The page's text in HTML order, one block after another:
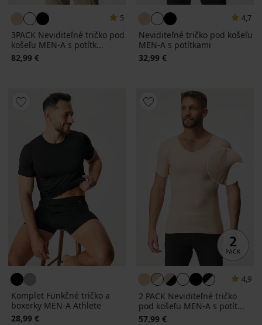
5
3PACK Neviditeľné tričko pod
košeľu MEN-A s potítk...
82,99 €
4,7
Neviditeľné tričko pod košeľu
MEN-A s potítkami
32,99 €
Komplet Funkčné tričko a
boxerky MEN-A Athlete
28,99 €
4,9
2 PACK Neviditeľné tričko
pod košeľu MEN-A s potít...
57,99 €